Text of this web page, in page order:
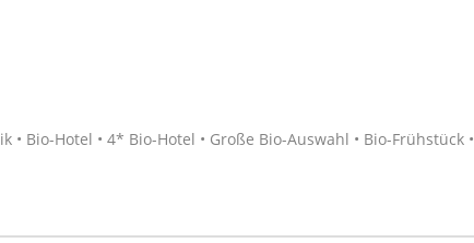
Bio-Hotel • 4* Bio-Hotel • Große Bio-Auswahl • Bio-Frühstück •